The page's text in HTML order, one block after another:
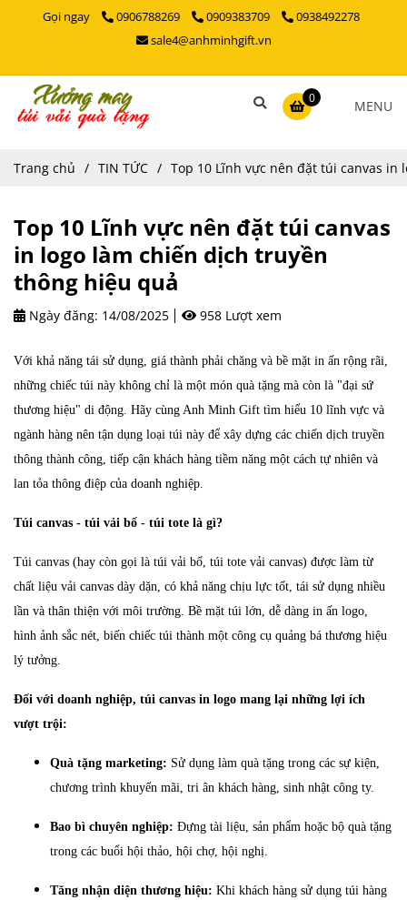
Gọi ngay 0906788269 0909383709
0938492278
sale4@anhminhgift.vn
0 MENU
Trang chủ / TIN TỨC / Top 10 Lĩnh vực nên đặt túi canvas
Top 10 Lĩnh vực nên đặt túi canvas
in logo làm chiến dịch truyền
thông hiệu quả
Ngày đăng: 14/08/2025 958 Lượt xem
Với khả năng tái sử dụng, giá thành phải chăng và bề mặt in ấn rộng rãi,
những chiếc túi này không chỉ là một món quà tặng mà còn là "đại sứ
thương hiệu" di động. Hãy cùng Anh Minh Gift tìm hiểu 10 lĩnh vực và
ngành hàng nên tận dụng loại túi này để xây dựng các chiến dịch truyền
thông thành công, tiếp cận khách hàng tiềm năng một cách tự nhiên và
lan tỏa thông điệp của doanh nghiệp.
Túi canvas - túi vải bố - túi tote là gì?
Túi canvas (hay còn gọi là túi vải bố, túi tote vải canvas) được làm từ
chất liệu vải canvas dày dặn, có khả năng chịu lực tốt, tái sử dụng nhiều
lần và thân thiện với môi trường. Bề mặt túi lớn, dễ dàng in ấn logo,
hình ảnh sắc nét, biến chiếc túi thành một công cụ quảng bá thương hiệu
lý tưởng.
Đối với doanh nghiệp, túi canvas in logo mang lại những lợi ích
vượt trội:
Quà tặng marketing: Sử dụng làm quà tặng trong các sự kiện,
chương trình khuyến mãi, tri ân khách hàng, sinh nhật công ty.
Bao bì chuyên nghiệp: Đựng tài liệu, sản phẩm hoặc bộ quà tặng
trong các buổi hội thảo, hội chợ, hội nghị.
Tăng nhận diện thương hiệu: Khi khách hàng sử dụng túi hàng